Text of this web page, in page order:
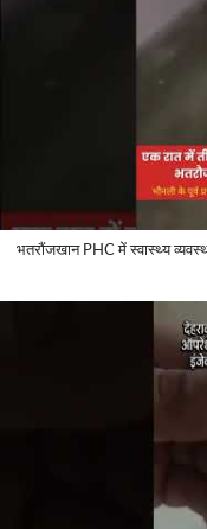
भतरौंजखान PHC में स्वास्थ्य